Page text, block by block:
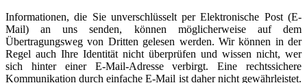
Informationen, die Sie unverschlüsselt per Elektronische Post (E-
Mail) an uns senden, können möglicherweise auf dem
Übertragungsweg von Dritten gelesen werden. Wir können in der
Regel auch Ihre Identität nicht überprüfen und wissen nicht, wer
sich hinter einer E-Mail-Adresse verbirgt. Eine rechtssichere
Kommunikation durch einfache E-Mail ist daher nicht gewährleistet.